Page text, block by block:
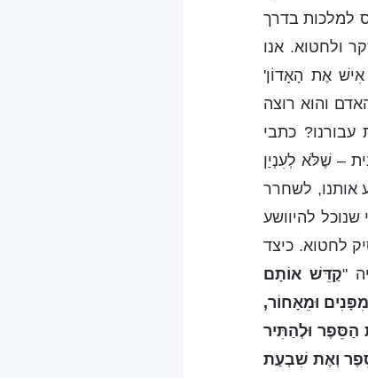
למלכות בדרך
ולחטוא. אנו
אֶת הָאָדוֹן'
והוא רוצה
עבורנו? כתבי
– שֶׁלֹּא לְעִנְיַן
אותנו, לשחרר
להיוושע
לחטוא. כיצד
"קַדֵּשׁ אוֹתָם
וּמֵאָחוֹר,
הַסֵּפֶר וּלְהַתִּיר
וְאֶת שִׁבְעַת